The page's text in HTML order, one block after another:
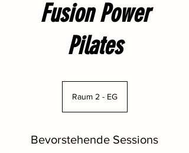
Fusion Power
Pilates
Raum 2 - EG
Bevorstehende Sessions